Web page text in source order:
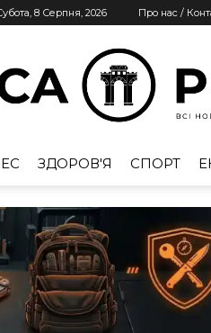
8 Серпня, 2026 Про нас /
Рівне
ЗДОРОВ'Я СПОРТ